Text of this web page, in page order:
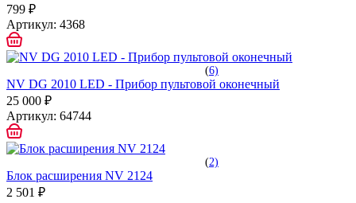
799 ₽
Артикул: 4368
(6)
NV DG 2010 LED - Прибор пультовой оконечный
25 000 ₽
Артикул: 64744
(2)
Блок расширения NV 2124
2 501 ₽